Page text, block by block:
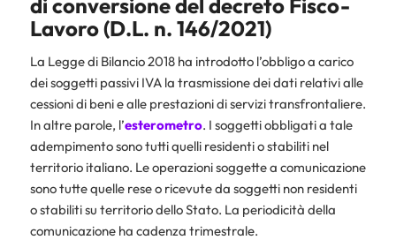
di conversione del decreto Fisco-
Lavoro (D.L. n. 146/2021)
La Legge di Bilancio 2018 ha introdotto l’obbligo a carico
dei soggetti passivi IVA la trasmissione dei dati relativi alle
cessioni di beni e alle prestazioni di servizi transfrontaliere.
In altre parole, l’esterometro. I soggetti obbligati a tale
adempimento sono tutti quelli residenti o stabiliti nel
territorio italiano. Le operazioni soggette a comunicazione
sono tutte quelle rese o ricevute da soggetti non residenti
o stabiliti su territorio dello Stato. La periodicità della
comunicazione ha cadenza trimestrale.